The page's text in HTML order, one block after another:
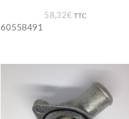
58,32€ TTC
60558491